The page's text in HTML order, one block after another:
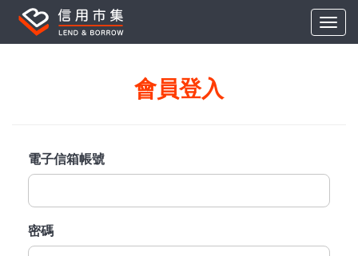
會員登入
電子信箱帳號
密碼